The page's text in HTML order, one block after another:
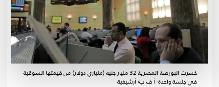
خسرت البورصة المصرية 32 مليار جنيه (ملياري دولار) من قيمتها السوقية
في جلسة واحدة- أ ف ب/ أرشيفية